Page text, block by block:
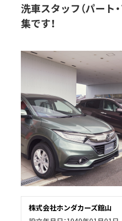
洗車スタッフ（パート
集です！
株式会社ホンダカーズ館山